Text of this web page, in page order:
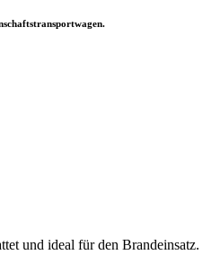
und ideal für den